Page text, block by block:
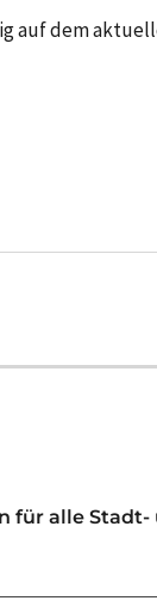
dem
für alle Stadt-